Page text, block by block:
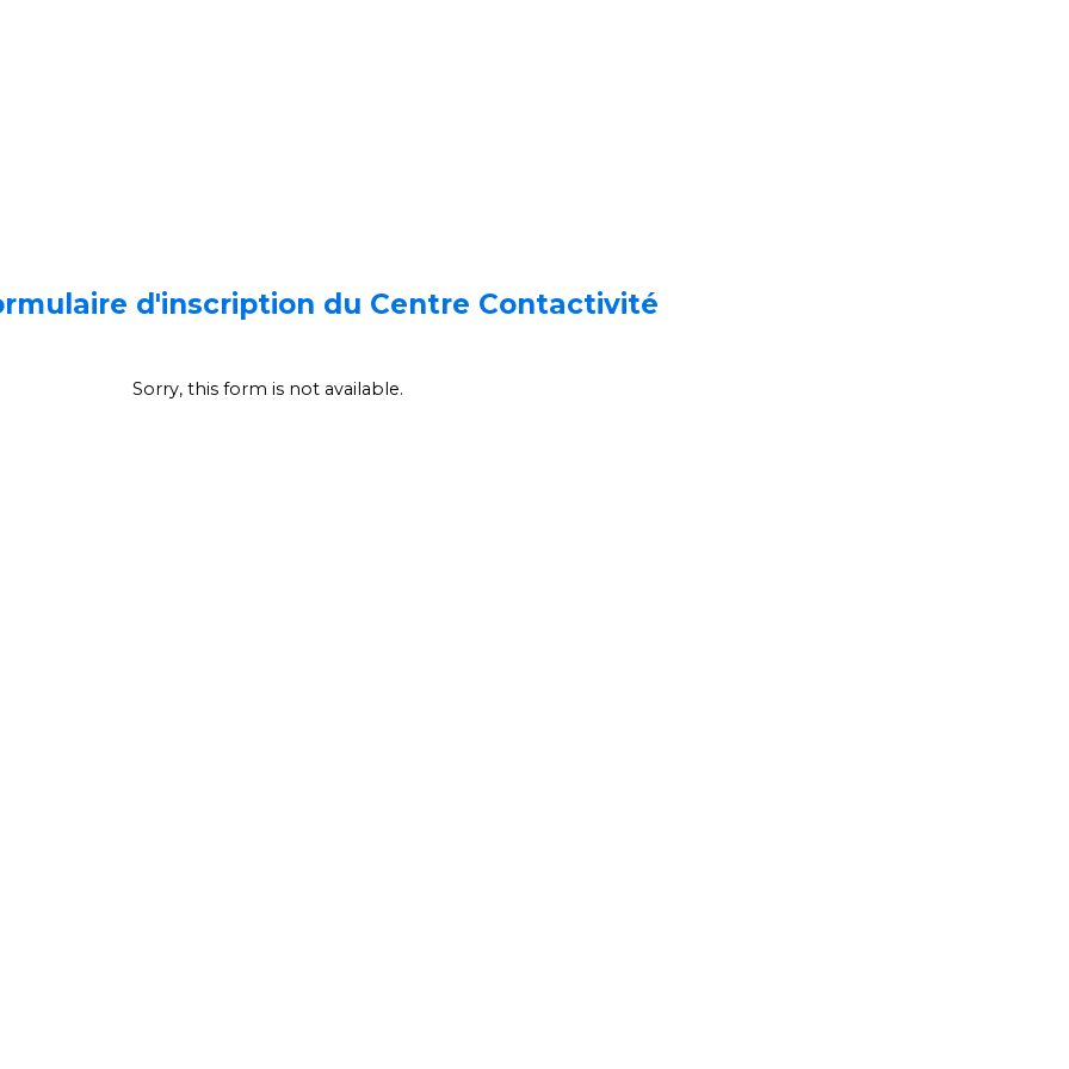
d'inscription du Centre Contactivité
Sorry, this form is not available.